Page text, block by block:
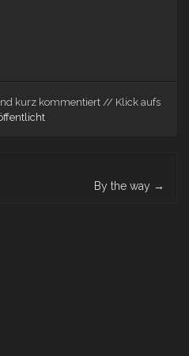
kurz kommentiert // Klick aufs
By the way →